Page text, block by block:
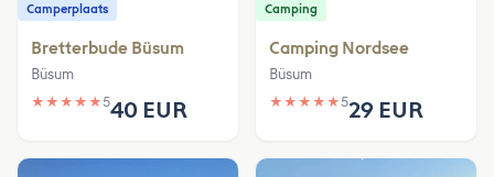
Camperplaats
Bretterbude Büsum
Büsum
★ ★ ★ ★ ★540 EUR
Camping
Camping Nordsee
Büsum
★ ★ ★ ★ ★529 EUR